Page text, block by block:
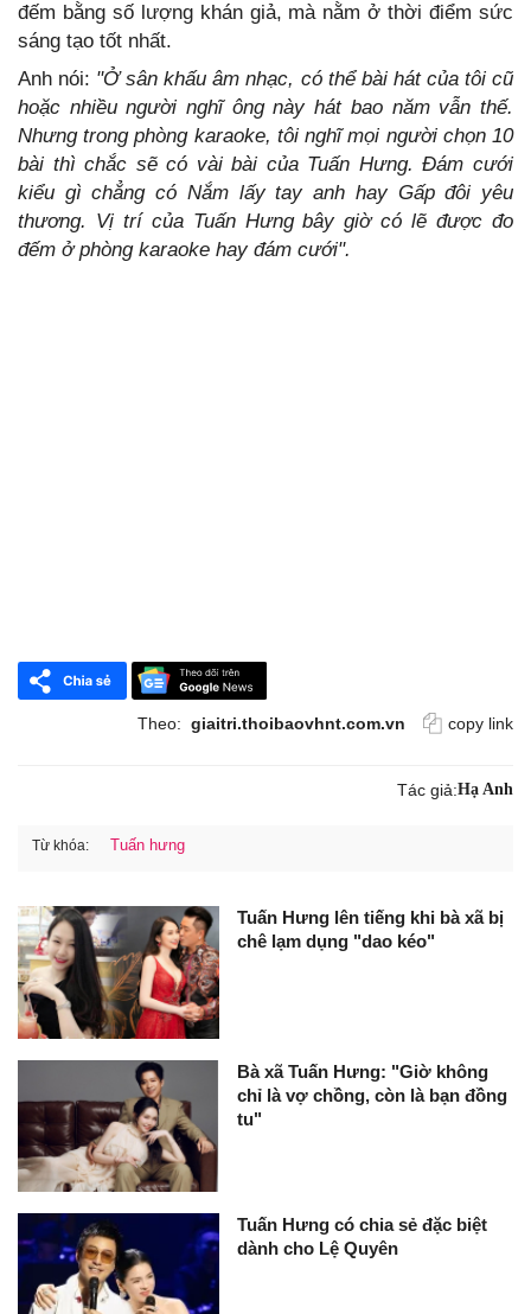
đếm bằng số lượng khán giả, mà nằm ở thời điểm sức
sáng tạo tốt nhất.
Anh nói: "Ở sân khấu âm nhạc, có thể bài hát của tôi cũ
hoặc nhiều người nghĩ ông này hát bao năm vẫn thế.
Nhưng trong phòng karaoke, tôi nghĩ mọi người chọn 10
bài thì chắc sẽ có vài bài của Tuấn Hưng. Đám cưới
kiểu gì chẳng có Nắm lấy tay anh hay Gấp đôi yêu
thương. Vị trí của Tuấn Hưng bây giờ có lẽ được đo
đếm ở phòng karaoke hay đám cưới".
Theo: giaitri.thoibaovhnt.com.vn copy link
Tác giả:Hạ Anh
Từ khóa: Tuấn hưng
Tuấn Hưng lên tiếng khi bà xã bị
chê lạm dụng "dao kéo"
Bà xã Tuấn Hưng: "Giờ không
chỉ là vợ chồng, còn là bạn đồng
tu"
Tuấn Hưng có chia sẻ đặc biệt
dành cho Lệ Quyên